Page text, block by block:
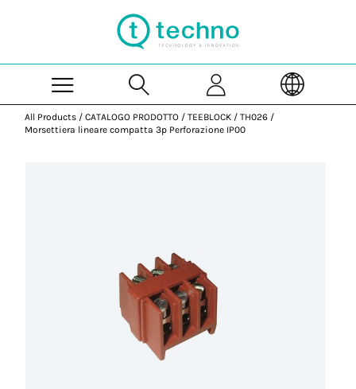
All Products / CATALOGO PRODOTTO / TEEBLOCK / TH026 /
Morsettiera lineare compatta 3p Perforazione IP00